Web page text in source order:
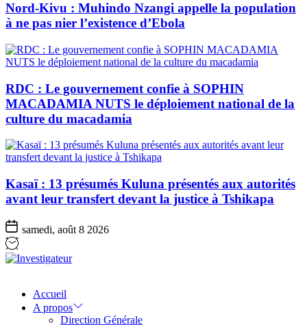
Nord-Kivu : Muhindo Nzangi appelle la population
à ne pas nier l’existence d’Ebola
RDC : Le gouvernement confie à SOPHIN
MACADAMIA NUTS le déploiement national de la
culture du macadamia
Kasaï : 13 présumés Kuluna présentés aux autorités
avant leur transfert devant la justice à Tshikapa
samedi, août 8 2026
Accueil
A propos
Direction Générale